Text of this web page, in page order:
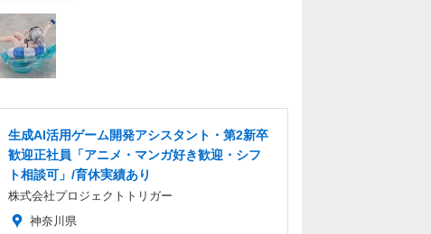
生成AI活用ゲーム開発アシスタント・第2新卒
歓迎正社員「アニメ・マンガ好き歓迎・シフ
ト相談可」/育休実績あり
株式会社プロジェクトトリガー
神奈川県